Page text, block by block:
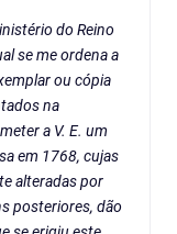
do Reino
se me ordena a
ou cópia
na
a V. E. um
em 1768, cujas
alteradas por
posteriores, dão